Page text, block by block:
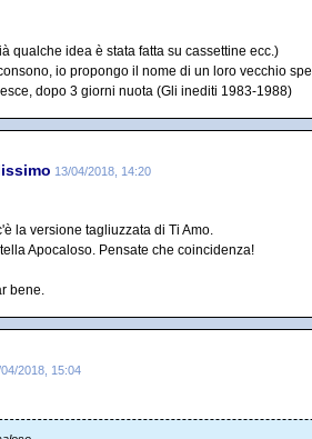
qualche idea è stata fatta su cassettine ecc.)
io propongo il nome di un loro vecchio
dopo 3 giorni nuota (Gli inediti 1983-1988)
13/04/2018, 14:20
la versione tagliuzzata di Ti Amo.
Apocaloso. Pensate che coincidenza!
bene.
04/2018, 15:04